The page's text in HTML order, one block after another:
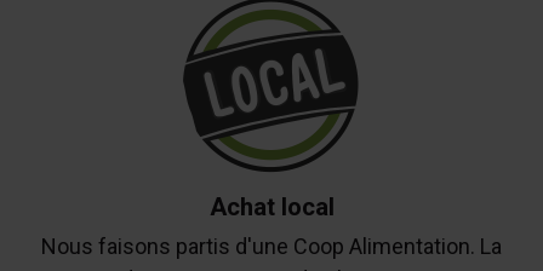
Achat local
Nous faisons partis d'une Coop Alimentation. La